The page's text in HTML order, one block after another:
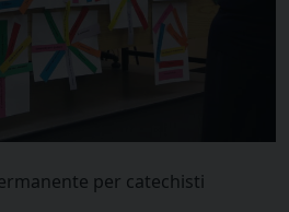
per catechisti